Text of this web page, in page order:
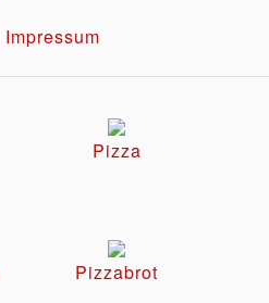
Impressum
Pizza
Pizzabrot